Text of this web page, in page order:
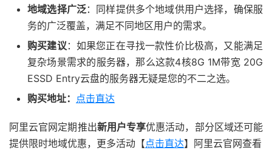
地域选择广泛：同样提供多个地域供用户选择，确保服
务的广泛覆盖，满足不同地区用户的需求。
购买建议：如果您正在寻找一款性价比极高，又能满足
复杂场景需求的服务器，那么这款4核8G 1M带宽 20G
ESSD Entry云盘的服务器无疑是您的不二之选。
购买地址： 点击直达
阿里云官网定期推出新用户专享优惠活动，部分区域还可能
提供限时地域优惠，更多活动【点击直达】阿里云官网查看